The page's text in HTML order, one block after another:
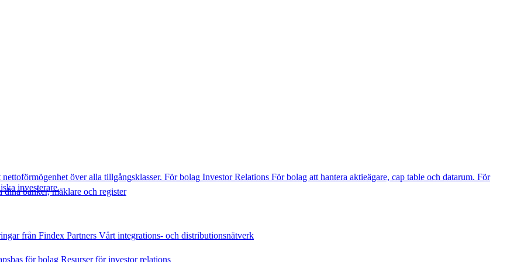
över alla tillgångsklasser. För bolag Investor Relations För bolag att hantera aktieägare, cap table och datarum. För
investerare.
dina banker, mäklare och register
från Findex Partners Vårt integrations- och distributionsnätverk
för bolag Resurser för investor relations